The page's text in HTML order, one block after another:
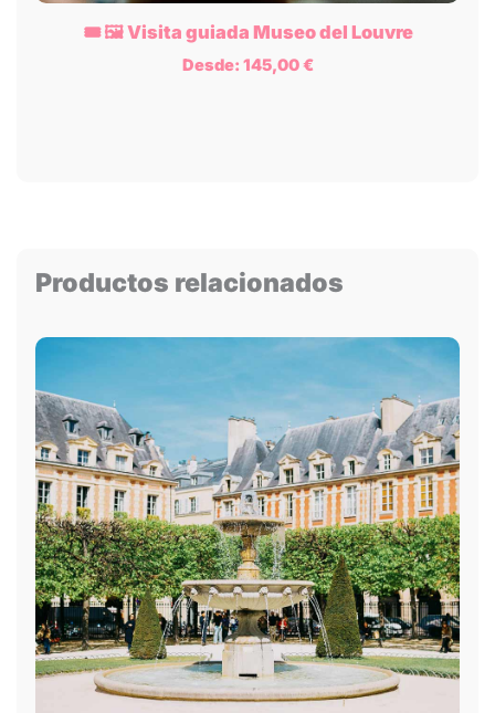
🎟️ 🖼️ Visita guiada Museo del Louvre
Desde: 145,00€
Productos relacionados